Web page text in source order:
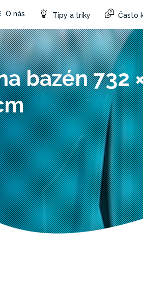
O nás Tipy a triky Často
bazén 732